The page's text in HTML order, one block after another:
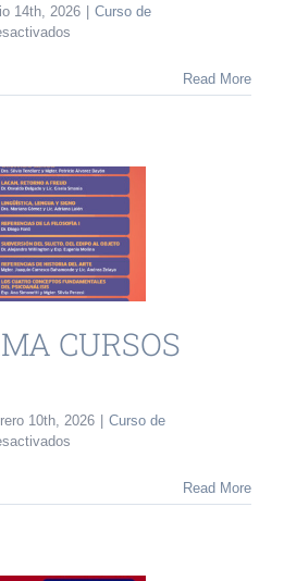
14th, 2026
Curso de
2026
Read More
CURSOS
10th, 2026
Curso de
2026
Read More